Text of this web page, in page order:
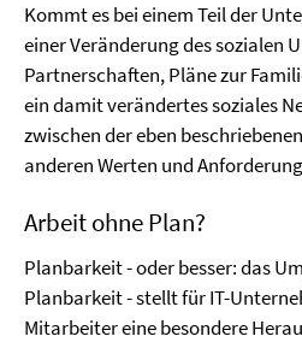
Kommt es bei einem Teil der
einer Veränderung des sozialen
Partnerschaften, Pläne zur
ein damit verändertes soziales
zwischen der eben
anderen Werten und
Arbeit ohne Plan?
Planbarkeit - oder besser: das
Planbarkeit - stellt für IT-
Mitarbeiter eine besondere